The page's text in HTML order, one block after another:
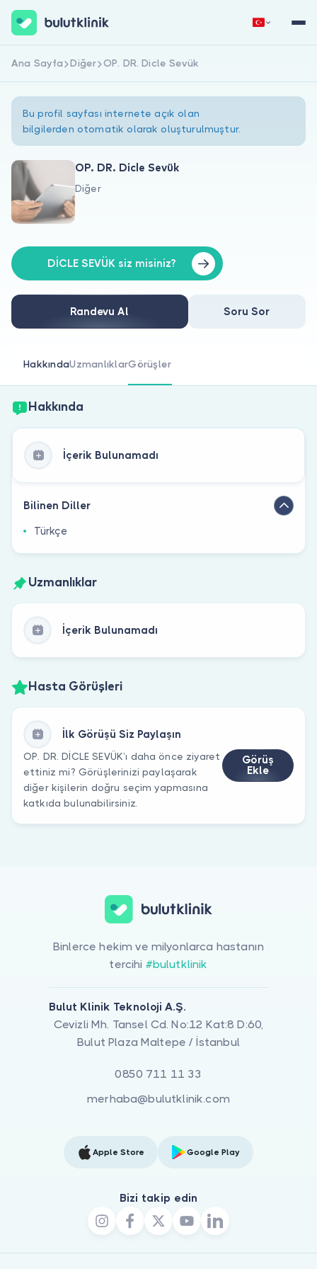
Hakkımızda
Doktorlar için
Doktor musunuz?
Hemen Kaydol
Ana Sayfa Diğer OP. DR. Dicle Sevük
Bu profil sayfası internete açık olan
bilgilerden otomatik olarak oluşturulmuştur.
OP. DR. Dicle Sevük
Diğer
DİCLE SEVÜK siz misiniz?
Randevu Al Soru Sor
HakkındaUzmanlıklarGörüşler
Hakkında
İçerik Bulunamadı
Bilinen Diller
Türkçe
Uzmanlıklar
İçerik Bulunamadı
Hasta Görüşleri
İlk Görüşü Siz Paylaşın
OP. DR. DİCLE SEVÜK’ı daha önce ziyaret
ettiniz mi? Görüşlerinizi paylaşarak
diğer kişilerin doğru seçim yapmasına
katkıda bulunabilirsiniz.
Görüş
Ekle
Binlerce hekim ve milyonlarca hastanın
tercihi #bulutklinik
Bulut Klinik Teknoloji A.Ş.
Cevizli Mh. Tansel Cd. No:12 Kat:8 D:60,
Bulut Plaza Maltepe / İstanbul
0850 711 11 33
merhaba@bulutklinik.com
Apple Store Google Play
Bizi takip edin